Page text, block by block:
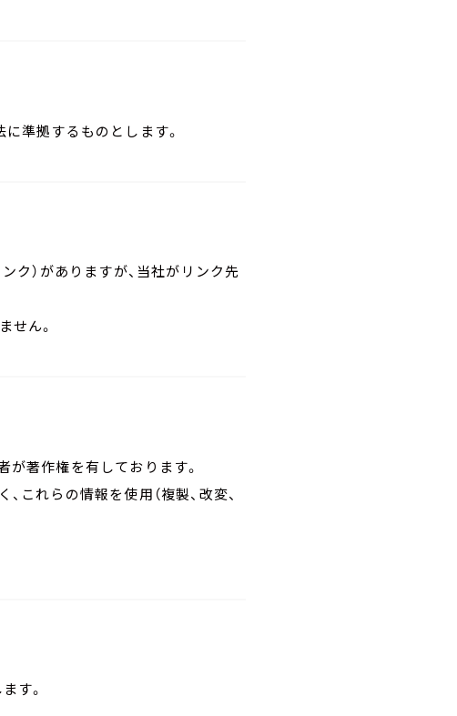
準拠するものとします。
ク）がありますが、当社がリンク先
せん。
著作権を有しております。
れらの情報を使用（複製、改変、
す。